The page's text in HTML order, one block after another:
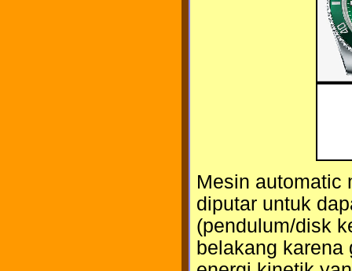
Mesin automatic
diputar untuk
(pendulum/disk
belakang